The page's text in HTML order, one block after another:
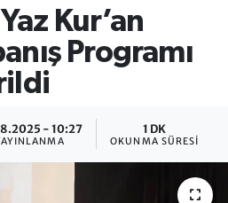
Kur’an
Programı
- 10:27 1 DK
OKUNMA SÜRESI
ve Fikstür